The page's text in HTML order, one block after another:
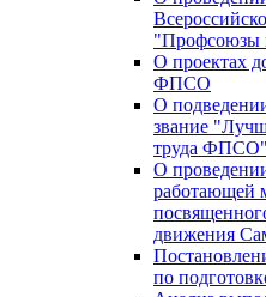
"Профсоюзы
О проектах
ФПСО
О
звание
труда ФПСО"
О
движения
по